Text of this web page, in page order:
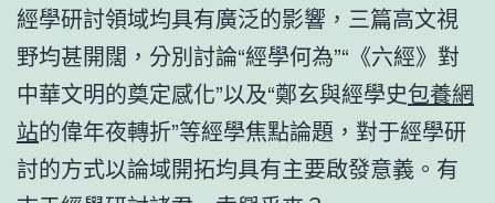
經學研討領域均具有廣泛的影響，三篇高文視
野均甚開闊，分別討論“經學何為”“《六經》對
中華文明的奠定感化”以及“鄭玄與經學史包養網
站的偉年夜轉折”等經學焦點論題，對于經學研
討的方式以論域開拓均具有主要啟發意義。有